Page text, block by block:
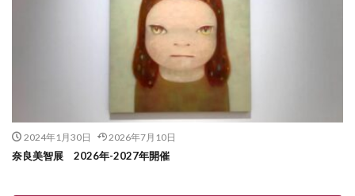
2024年1月30日 2026年7月10日
奈良美智展 2026年-2027年開催